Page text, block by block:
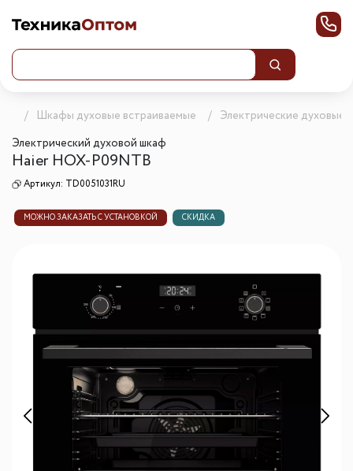
Шкафы духовые встраиваемые
Электрические духовые
Электрический духовой шкаф
Haier HOX-P09NTB
Артикул: TD0051031RU
МОЖНО ЗАКАЗАТЬ С УСТАНОВКОЙ СКИДКА